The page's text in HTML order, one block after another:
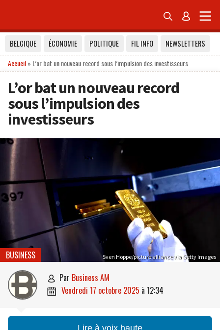
 
BELGIQUE ÉCONOMIE POLITIQUE FIL INFO
NEWSLETTERS
Accueil» L’or bat un nouveau record sous l’impulsion des investisseurs
L’or bat un nouveau record
sous l’impulsion des
investisseurs
Sven Hoppe/picture alliance via Getty Images
BUSINESS
 par Business AM
 vendredi 17 octobre 2025 à 12:34
Lire à voix haute